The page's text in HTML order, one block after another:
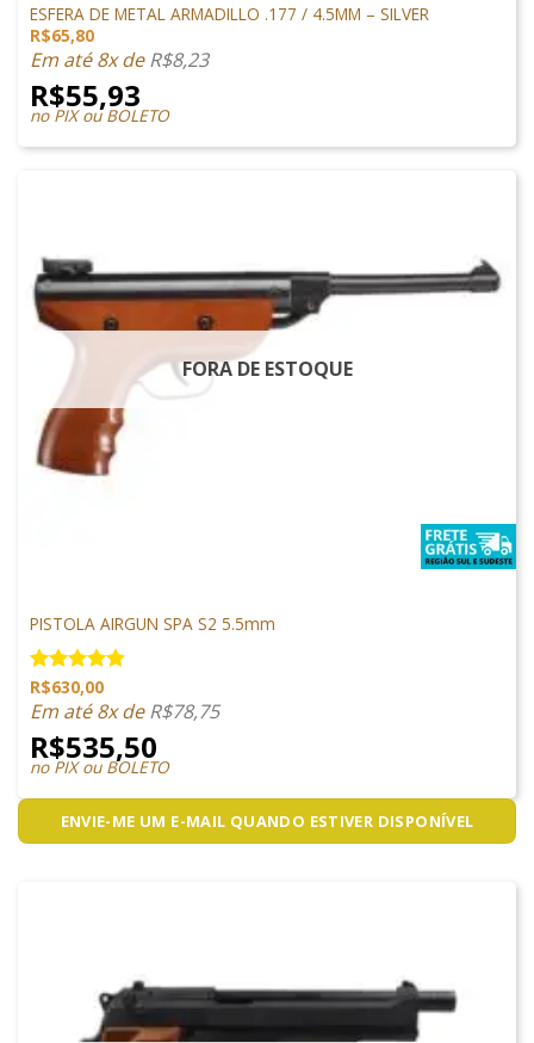
ESFERA DE METAL ARMADILLO .177 / 4.5MM – SILVER
R$65,80
Em até 8x deR$8,23
R$55,93
no PIX ou BOLETO
FORA DE ESTOQUE
PISTOLA AIRGUN SPA S2 5.5mm
Avaliação
4.81 de 5
R$630,00
Em até 8x deR$78,75
R$535,50
no PIX ou BOLETO
ENVIE-ME UM E-MAIL QUANDO ESTIVER DISPONÍVEL